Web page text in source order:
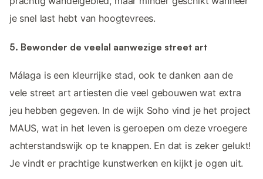
je snel last hebt van hoogtevrees.
5. Bewonder de veelal aanwezige street art
Málaga is een kleurrijke stad, ook te danken aan de
vele street art artiesten die veel gebouwen wat extra
jeu hebben gegeven. In de wijk Soho vind je het project
MAUS, wat in het leven is geroepen om deze vroegere
achterstandswijk op te knappen. En dat is zeker gelukt!
Je vindt er prachtige kunstwerken en kijkt je ogen uit.